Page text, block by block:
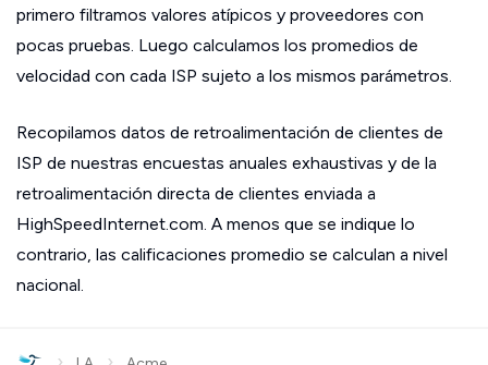
primero filtramos valores atípicos y proveedores con
pocas pruebas. Luego calculamos los promedios de
velocidad con cada ISP sujeto a los mismos parámetros.
Recopilamos datos de retroalimentación de clientes de
ISP de nuestras encuestas anuales exhaustivas y de la
retroalimentación directa de clientes enviada a
HighSpeedInternet.com. A menos que se indique lo
contrario, las calificaciones promedio se calculan a nivel
nacional.